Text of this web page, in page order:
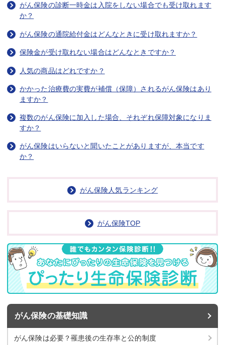
がん保険の診断一時金は入院をしない場合でも受け取れます
か？
がん保険の通院給付金はどんなときに受け取れますか？
保険金が受け取れない場合はどんなときですか？
人気の商品はどれですか？
かかった治療費の実費が補償（保障）されるがん保険はあり
ますか？
複数のがん保険に加入した場合、それぞれ保障対象になりま
すか？
がん保険はいらないと聞いたことがありますが、本当です
か？
がん保険人気ランキング
がん保険TOP
がん保険の基礎知識
がん保険は必要？罹患後の生存率と公的制度